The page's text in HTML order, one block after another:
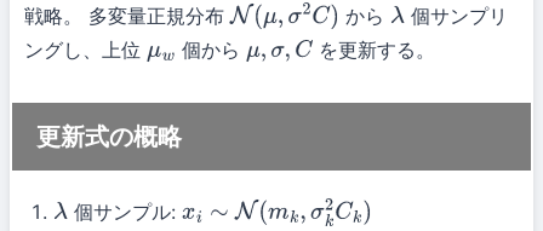
戦略。 多変量正規分布N( μ,σ2C) から λ 個サンプリ
ングし、上位 μw 個から μ,σ,C を更新する。
更新式の概略
λ 個サンプル: xi∼N(mk,σk2Ck)